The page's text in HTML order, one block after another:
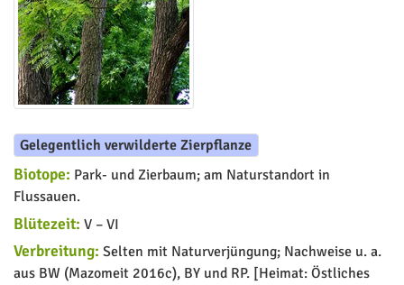
Gelegentlich verwilderte Zierpflanze
Biotope: Park- und Zierbaum; am Naturstandort in
Flussauen.
Blütezeit: V – VI
Verbreitung: Selten mit Naturverjüngung; Nachweise u. a.
aus BW (Mazomeit 2016c), BY und RP. [Heimat: Östliches